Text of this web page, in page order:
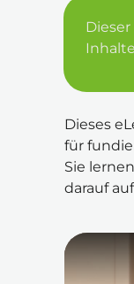
Dieser
Dieses
für
Sie
darauf